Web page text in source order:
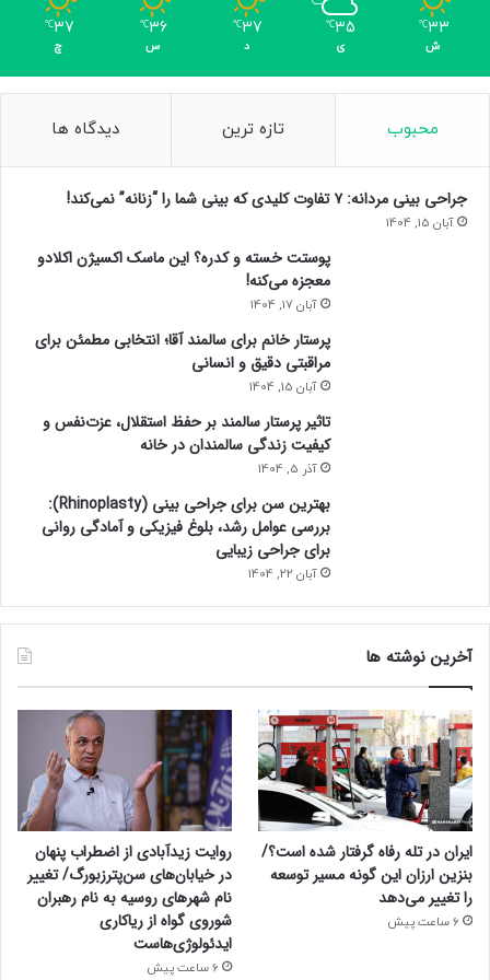
33
℃
ش
35
℃
ی
37
℃
د
36
℃
س
37
℃
چ
محبوب تازه ترین دیدگاه ها
جراحی بینی مردانه: ۷ تفاوت کلیدی که بینی شما را “زنانه” نمی‌کند!
آبان 15, 1404
پوستت خسته و کدره؟ این ماسک اکسیژن اکلادو
معجزه می‌کنه!
آبان 17, 1404
پرستار خانم برای سالمند آقا؛ انتخابی مطمئن برای
مراقبتی دقیق و انسانی
آبان 15, 1404
تاثیر پرستار سالمند بر حفظ استقلال، عزت‌نفس و
کیفیت زندگی سالمندان در خانه
آذر 5, 1404
بهترین سن برای جراحی بینی (Rhinoplasty):
بررسی عوامل رشد، بلوغ فیزیکی و آمادگی روانی
برای جراحی زیبایی
آبان 22, 1404
آخرین نوشته ها
ایران در تله رفاه گرفتار شده است؟/
بنزین ارزان این گونه مسیر توسعه
را تغییر می‌دهد
6 ساعت پیش
روایت زیدآبادی از اضطراب پنهان
در خیابان‌های سن‌پترزبورگ/ تغییر
نام شهرهای روسیه به نام رهبران
شوروی گواه از ریاکاری
ایدئولوژی‌هاست
6 ساعت پیش